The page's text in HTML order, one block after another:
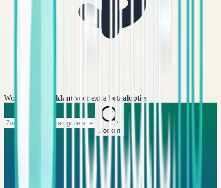
Word premium klant voor extra betaalopties
Zoeken